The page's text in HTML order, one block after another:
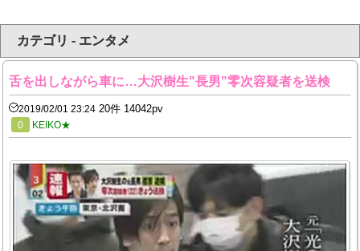
カテゴリ - エンタメ
舌を出しながら車に…大沢樹生"長男"零次容疑者を送検
2019/02/01 23:24 20件 14042pv
0 KEIKO★